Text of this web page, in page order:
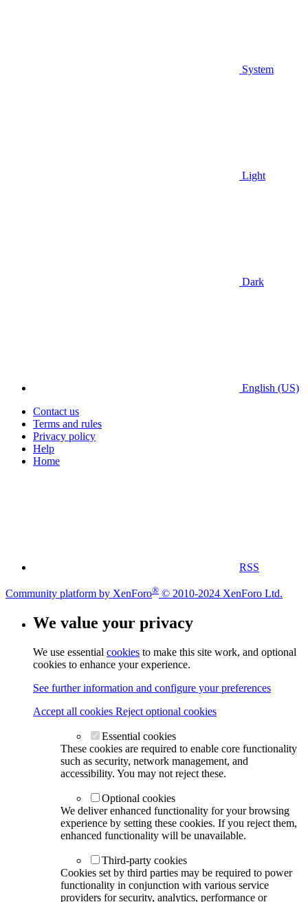
System
Light
Dark
English (US)
Contact us
Terms and rules
Privacy policy
Help
Home
RSS
Community platform by XenForo® © 2010-2024 XenForo Ltd.
We value your privacy
We use essential cookies to make this site work, and optional
cookies to enhance your experience.
See further information and configure your preferences
Accept all cookies Reject optional cookies
Essential cookies
These cookies are required to enable core functionality
such as security, network management, and
accessibility. You may not reject these.
Optional cookies
We deliver enhanced functionality for your browsing
experience by setting these cookies. If you reject them,
enhanced functionality will be unavailable.
Third-party cookies
Cookies set by third parties may be required to power
functionality in conjunction with various service
providers for security, analytics, performance or